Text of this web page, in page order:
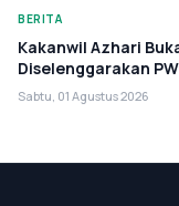
BERITA
Kakanwil Azhari
Diselenggarakan
Sabtu, 01 Agustus 2026